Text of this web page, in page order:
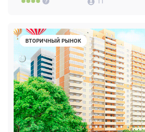
ВТОРИЧНЫЙ РЫНОК